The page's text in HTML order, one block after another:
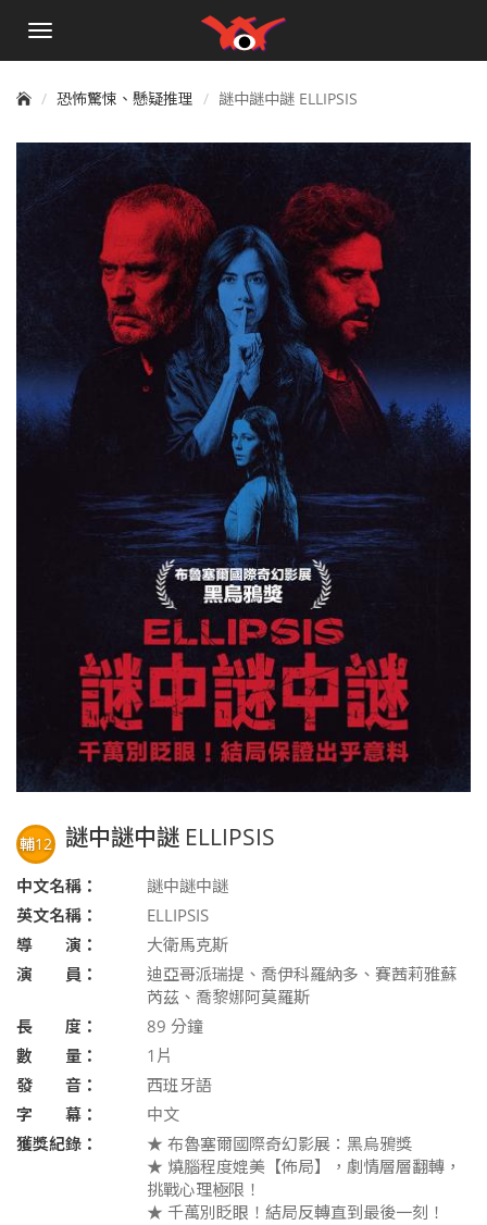
手
單
恐怖驚悚、懸疑推理 謎中謎中謎 ELLIPSIS
輔12 謎中謎中謎 ELLIPSIS
中文名稱：
謎中謎中謎
英文名稱：
ELLIPSIS
導 演：
大衛馬克斯
演 員：
迪亞哥派瑞提、喬伊科羅納多、賽茜莉雅蘇
芮茲、喬黎娜阿莫羅斯
長 度：
89 分鐘
數 量：
1片
發 音：
西班牙語
字 幕：
中文
獲獎紀錄：
★ 布魯塞爾國際奇幻影展：黑烏鴉獎
★ 燒腦程度媲美【佈局】，劇情層層翻轉，
挑戰心理極限！
★ 千萬別眨眼！結局反轉直到最後一刻！